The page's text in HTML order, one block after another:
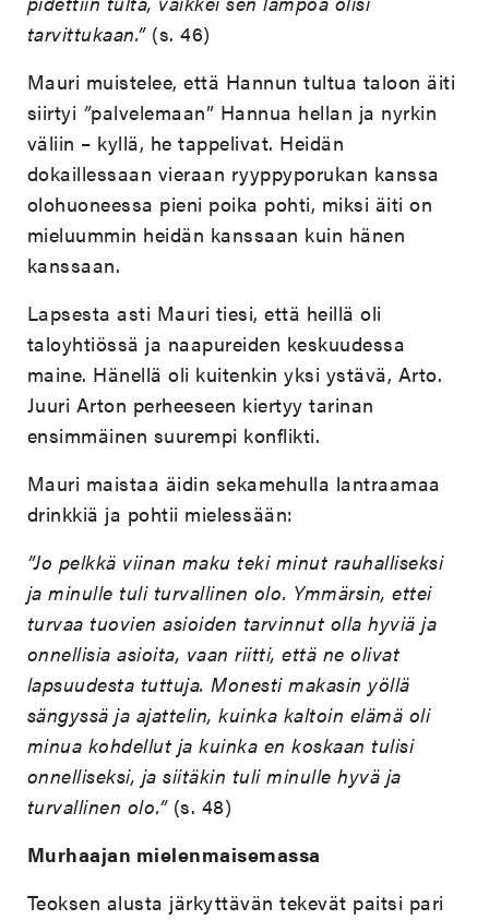
tarvittukaan.” (s. 46)
Mauri muistelee, että Hannun tultua taloon äiti
siirtyi ”palvelemaan” Hannua hellan ja nyrkin
väliin – kyllä, he tappelivat. Heidän
dokaillessaan vieraan ryyppyporukan kanssa
olohuoneessa pieni poika pohti, miksi äiti on
mieluummin heidän kanssaan kuin hänen
kanssaan.
Lapsesta asti Mauri tiesi, että heillä oli
taloyhtiössä ja naapureiden keskuudessa
maine. Hänellä oli kuitenkin yksi ystävä, Arto.
Juuri Arton perheeseen kiertyy tarinan
ensimmäinen suurempi konflikti.
Mauri maistaa äidin sekamehulla lantraamaa
drinkkiä ja pohtii mielessään:
”Jo pelkkä viinan maku teki minut rauhalliseksi
ja minulle tuli turvallinen olo. Ymmärsin, ettei
turvaa tuovien asioiden tarvinnut olla hyviä ja
onnellisia asioita, vaan riitti, että ne olivat
lapsuudesta tuttuja. Monesti makasin yöllä
sängyssä ja ajattelin, kuinka kaltoin elämä oli
minua kohdellut ja kuinka en koskaan tulisi
onnelliseksi, ja siitäkin tuli minulle hyvä ja
turvallinen olo.” (s. 48)
Murhaajan mielenmaisemassa
Teoksen alusta järkyttävän tekevät paitsi pari